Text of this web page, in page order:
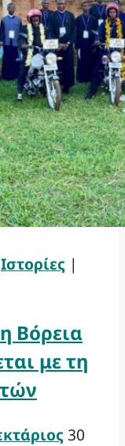
Ιστορίες |
Βόρεια
με τη
30